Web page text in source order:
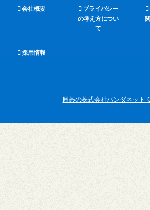
会社概要
プライバシー
の考え方につい
て
採用情報
囲碁の株式会社パンダネット